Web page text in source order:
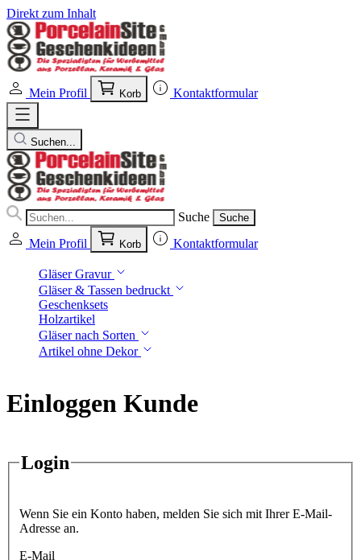
Direkt zum Inhalt
Mein Profil Korb Kontaktformular
Suchen...
Suche Suche
Mein Profil Korb Kontaktformular
Gläser Gravur
Gläser & Tassen bedruckt
Geschenksets
Holzartikel
Gläser nach Sorten
Artikel ohne Dekor
Einloggen Kunde
Login
Wenn Sie ein Konto haben, melden Sie sich mit Ihrer E-Mail-
Adresse an.
E-Mail